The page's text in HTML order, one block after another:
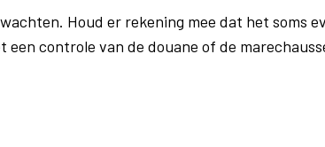
Houd er rekening mee dat het soms
een controle van de douane of de